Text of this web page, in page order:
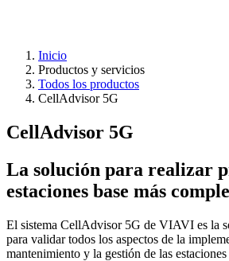
Inicio
Productos y servicios
Todos los productos
CellAdvisor 5G
CellAdvisor 5G
La solución para realizar
estaciones base más
El sistema CellAdvisor 5G de VIAVI es la
para validar todos los aspectos de la
mantenimiento y la gestión de las estaciones